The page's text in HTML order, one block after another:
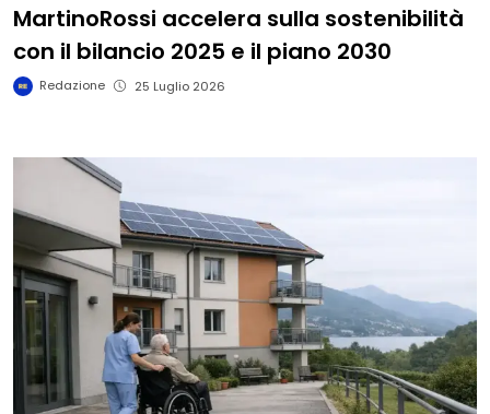
MartinoRossi accelera sulla sostenibilità
con il bilancio 2025 e il piano 2030
Redazione 25 Luglio 2026